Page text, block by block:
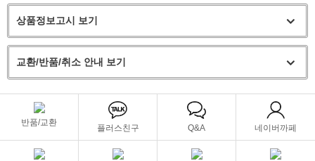
상품정보고시 보기
교환/반품/취소 안내 보기
반품/교환
플러스친구 Q&A 네이버까페